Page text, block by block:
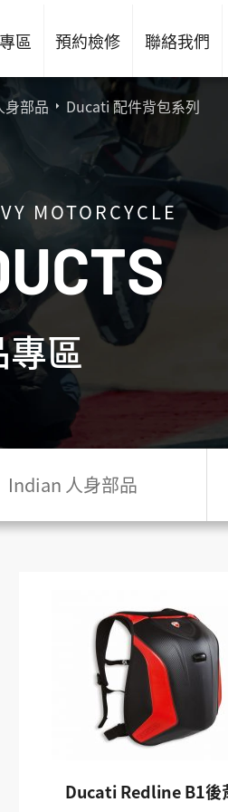
區 預約檢修 聯絡我們
MOTORCYCLE
UCTS
區
部品 Ducati 配件背包系列
Indian 人身部品
Ducati Redline B1後